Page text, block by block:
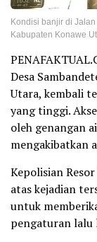
Kondisi banjir di
Kabupaten Konawe
Desa
Utara, kembali
yang tinggi.
oleh genangan
mengakibatkan
Kepolisian
atas kejadian
untuk
pengaturan lalu